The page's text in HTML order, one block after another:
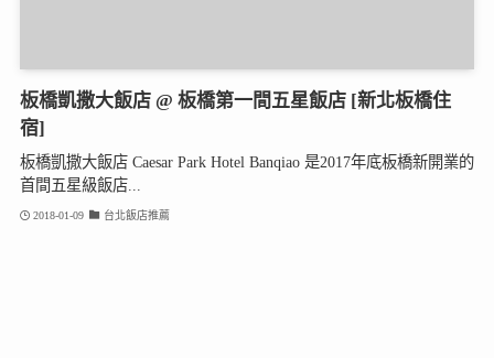
板橋凱撒大飯店 @ 板橋第一間五星飯店 [新北板橋住
宿]
板橋凱撒大飯店 Caesar Park Hotel Banqiao 是2017年底板橋新開業的
首間五星級飯店...
2018-01-09 台北飯店推薦